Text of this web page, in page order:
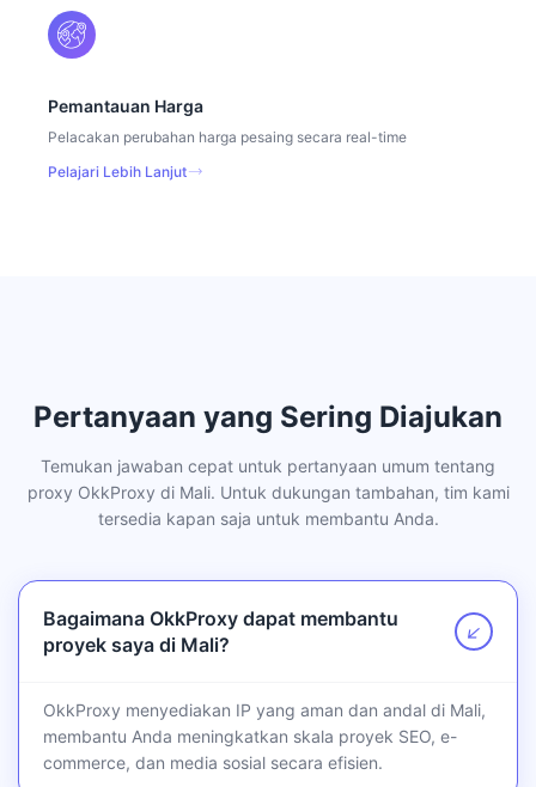
Pemantauan Harga
Pelacakan perubahan harga pesaing secara real-time
Pelajari Lebih Lanjut
Pertanyaan yang Sering Diajukan
Temukan jawaban cepat untuk pertanyaan umum tentang
proxy OkkProxy di Mali. Untuk dukungan tambahan, tim kami
tersedia kapan saja untuk membantu Anda.
Bagaimana OkkProxy dapat membantu
proyek saya di Mali?
↗
OkkProxy menyediakan IP yang aman dan andal di Mali,
membantu Anda meningkatkan skala proyek SEO, e-
commerce, dan media sosial secara efisien.